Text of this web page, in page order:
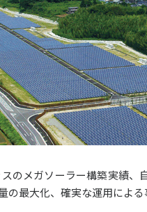
のメガソーラー構築実績
の最大化、確実な運用によ